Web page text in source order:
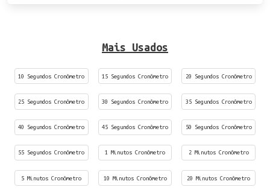
Mais Usados
10 Segundos Cronômetro 15 Segundos Cronômetro 20 Segundos Cronômetro
25 Segundos Cronômetro 30 Segundos Cronômetro 35 Segundos Cronômetro
40 Segundos Cronômetro 45 Segundos Cronômetro 50 Segundos Cronômetro
55 Segundos Cronômetro 1 Minutos Cronômetro 2 Minutos Cronômetro
5 Minutos Cronômetro 10 Minutos Cronômetro 20 Minutos Cronômetro